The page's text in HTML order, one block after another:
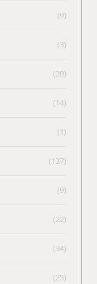
(9)
(3)
(20)
(14)
(1)
(137)
(9)
(22)
(34)
(25)